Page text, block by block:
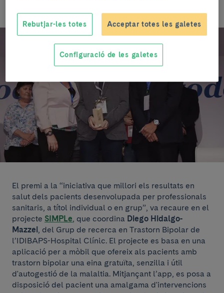
El premi a la “iniciativa que millori els resultats en
salut dels pacients desenvolupada per professionals
sanitaris, a títol individual o en grup”, va recaure en el
projecte SIMPLe , que coordina Diego Hidalgo-
Mazzei , del Grup de recerca en Trastorn Bipolar de
l’IDIBAPS-Hospital Clínic. El projecte es basa en una
aplicació per a mòbil que ofereix als pacients amb
trastorn bipolar una eina gratuïta, senzilla i útil
d'autogestió de la malaltia. Mitjançant l’app, es posa a
disposició del pacient una amalgama d'intervencions
Rebutjar-les totes Acceptar totes les galetes
Configuració de les galetes